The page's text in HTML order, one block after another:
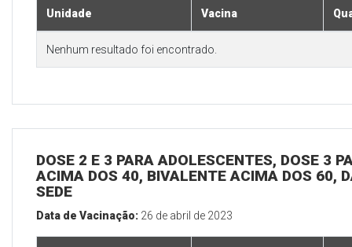
Unidade Vacina
Nenhum resultado foi encontrado.
DOSE 2 E 3 PARA ADOLESCENTES, DOSE 3
ACIMA DOS 40, BIVALENTE ACIMA DOS 60,
SEDE
Data de Vacinação: 26 de abril de 2023